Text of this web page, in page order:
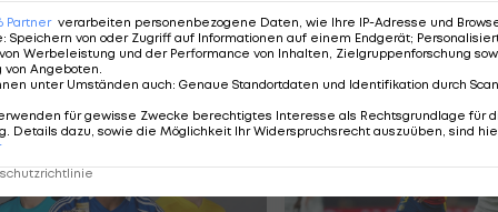
(GER), Bronze holt die US-Amerikanerin Georgia
Partner verarbeiten personenbezogene Daten, wie Ihre IP-Adresse und
: Speichern von oder Zugriff auf Informationen auf einem Endgerät;
Werbeleistung und der Performance von Inhalten, Zielgruppenforschung
von Angeboten
unter Umständen auch: Genaue Standortdaten und Identifikation durch
für gewisse Zwecke berechtigtes Interesse als Rechtsgrundlage für
Details dazu, sowie die Möglichkeit Ihr Widerspruchsrecht auszuüben, sind